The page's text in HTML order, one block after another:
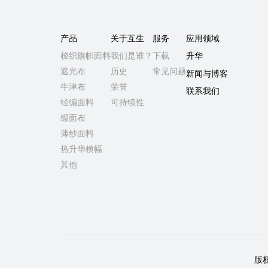
产品
梭织旗帜面料
遮光布
牛津布
经编面料
缎面布
薄纱面料
热升华横幅
其他
关于互生
我们是谁？
历史
荣誉
可持续性
服务
下载
常见问题
应用领域
升华
新闻与博客
联系我们
版